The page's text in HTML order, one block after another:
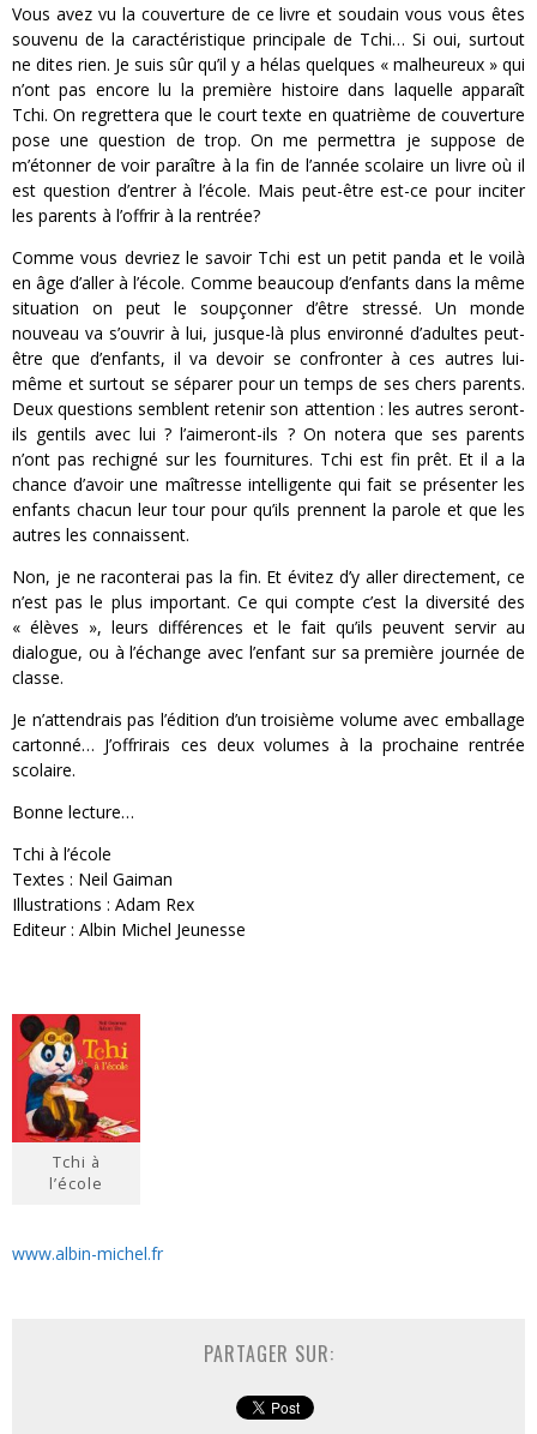
Vous avez vu la couverture de ce livre et soudain vous vous êtes
souvenu de la caractéristique principale de Tchi… Si oui, surtout
ne dites rien. Je suis sûr qu’il y a hélas quelques « malheureux » qui
n’ont pas encore lu la première histoire dans laquelle apparaît
Tchi. On regrettera que le court texte en quatrième de couverture
pose une question de trop. On me permettra je suppose de
m’étonner de voir paraître à la fin de l’année scolaire un livre où il
est question d’entrer à l’école. Mais peut-être est-ce pour inciter
les parents à l’offrir à la rentrée?
Comme vous devriez le savoir Tchi est un petit panda et le voilà
en âge d’aller à l’école. Comme beaucoup d’enfants dans la même
situation on peut le soupçonner d’être stressé. Un monde
nouveau va s’ouvrir à lui, jusque-là plus environné d’adultes peut-
être que d’enfants, il va devoir se confronter à ces autres lui-
même et surtout se séparer pour un temps de ses chers parents.
Deux questions semblent retenir son attention : les autres seront-
ils gentils avec lui ? l’aimeront-ils ? On notera que ses parents
n’ont pas rechigné sur les fournitures. Tchi est fin prêt. Et il a la
chance d’avoir une maîtresse intelligente qui fait se présenter les
enfants chacun leur tour pour qu’ils prennent la parole et que les
autres les connaissent.
Non, je ne raconterai pas la fin. Et évitez d’y aller directement, ce
n’est pas le plus important. Ce qui compte c’est la diversité des
« élèves », leurs différences et le fait qu’ils peuvent servir au
dialogue, ou à l’échange avec l’enfant sur sa première journée de
classe.
Je n’attendrais pas l’édition d’un troisième volume avec emballage
cartonné… J’offrirais ces deux volumes à la prochaine rentrée
scolaire.
Bonne lecture…
Tchi à l’école
Textes : Neil Gaiman
Illustrations : Adam Rex
Editeur : Albin Michel Jeunesse
Tchi à
l’école
www.albin-michel.fr
PARTAGER SUR: